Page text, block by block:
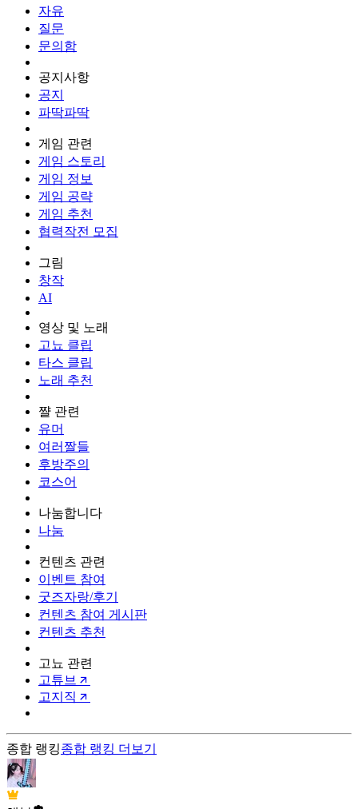
자유
질문
문의함
공지사항
공지
파딱파딱
게임 관련
게임 스토리
게임 정보
게임 공략
게임 추천
협력작전 모집
그림
창작
AI
영상 및 노래
고뇨 클립
타스 클립
노래 추천
쨜 관련
유머
여러짤들
후방주의
코스어
나눔합니다
나눔
컨텐츠 관련
이벤트 참여
굿즈자랑/후기
컨텐츠 참여 게시판
컨텐츠 추천
고뇨 관련
고튜브
고지직
종합 랭킹종합 랭킹 더보기